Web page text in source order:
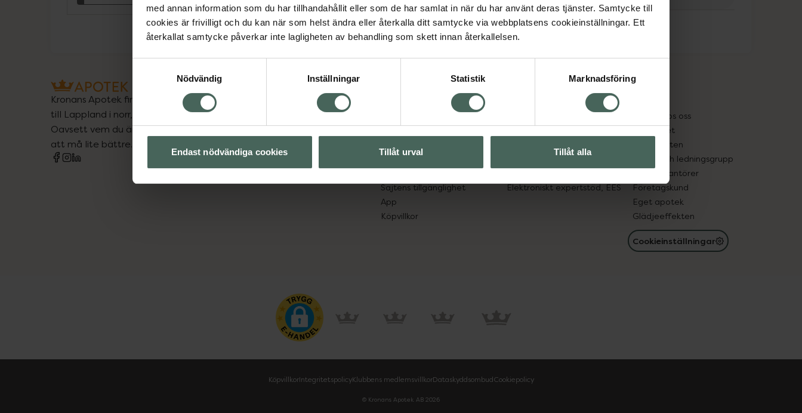
med annan information som du har tillhandahållit eller som de har samlat in när du har använt deras tjänster. Samtycke till
cookies är frivilligt och du kan när som helst ändra eller återkalla ditt samtycke via webbplatsens cookieinställningar. Ett
återkallat samtycke påverkar inte lagligheten av behandling som skett innan återkallelsen.
Nödvändig
Inställningar Statistik Marknadsföring
Endast nödvändiga cookies Tillåt urval Tillåt alla
Aktuella erbjudanden
Kronans Apotek finns här för dig. Du hittar oss från Skåne i syd
till Lappland i norr, och online i mobilen och på datorn.
Oavsett vem du är så är det vårt uppdrag att hjälpa just dig
att må lite bättre. Välkommen att prata med oss.
Leverans, betalning och retur
Sajtens tillgänglighet
App
Köpvillkor
Resa med läkemedel
Elektroniskt expertstöd, EES
Om oss
Jobba hos oss
Hållbarhet
Samarbeten
Ägare och ledningsgrupp
För leverantörer
Företagskund
Eget apotek
Glädjeeffekten
Cookieinställningar
KöpvillkorIntegritetspolicyKlubbens medlemsvillkorDataskyddsombudCookiepolicy
© Kronans Apotek AB 2026